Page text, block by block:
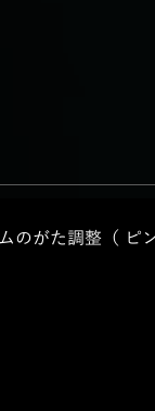
のがた調整（ ピ